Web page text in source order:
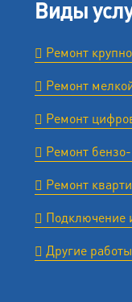
Виды
Ремонт
Ремонт
Ремонт
Ремонт
Ремонт
Подключение
Другие работы